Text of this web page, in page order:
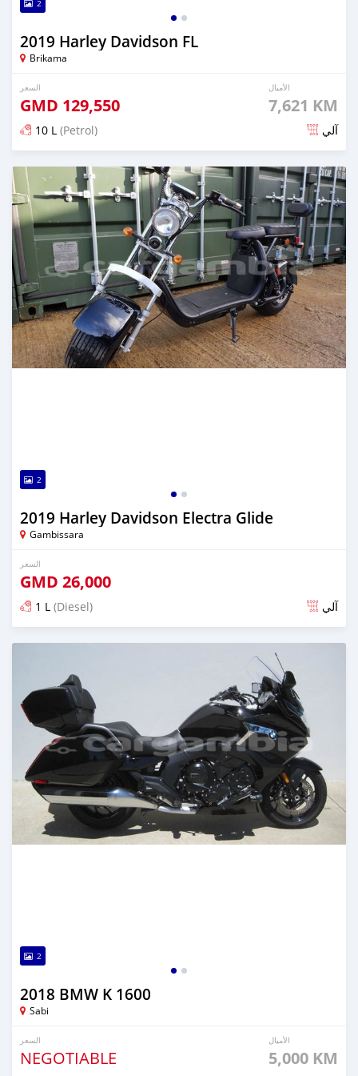
2
2019 Harley Davidson FL
Brikama
السعر
GMD 129,550
الأميال
7,621 KM
10 L (Petrol) آلي
تم النشر منذ ما يقرب من 6 سنوات مضت
2
2019 Harley Davidson Electra Glide
Gambissara
السعر
GMD 26,000
1 L (Diesel) آلي
تم النشر منذ ما يقرب من 6 سنوات مضت
2
2018 BMW K 1600
Sabi
السعر
NEGOTIABLE
الأميال
5,000 KM